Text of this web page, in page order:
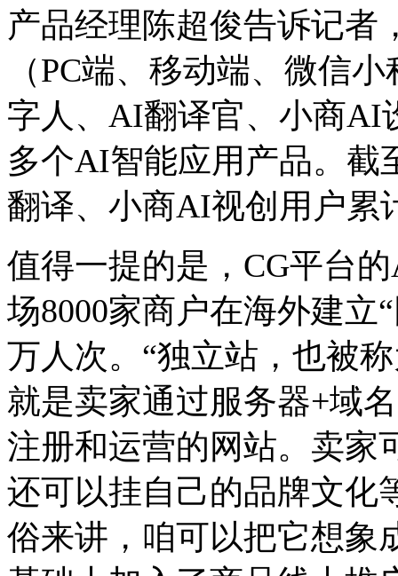
产品经理陈超俊告诉记者
（PC端、移动端、微信
字人、AI翻译官、小商AI
多个AI智能应用产品。截
翻译、小商AI视创用户累
值得一提的是，CG平台
场8000家商户在海外建立
万人次。“独立站，也被
就是卖家通过服务器+域
注册和运营的网站。卖家
还可以挂自己的品牌文化
俗来讲，咱可以把它想象